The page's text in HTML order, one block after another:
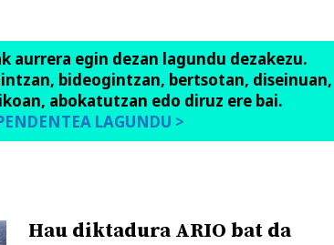
aurrera egin dezan lagundu dezakezu.
bideogintzan, bertsotan, diseinuan,
abokatutzan edo diruz ere bai.
LAGUNDU >
Hau diktadura ARIO bat da